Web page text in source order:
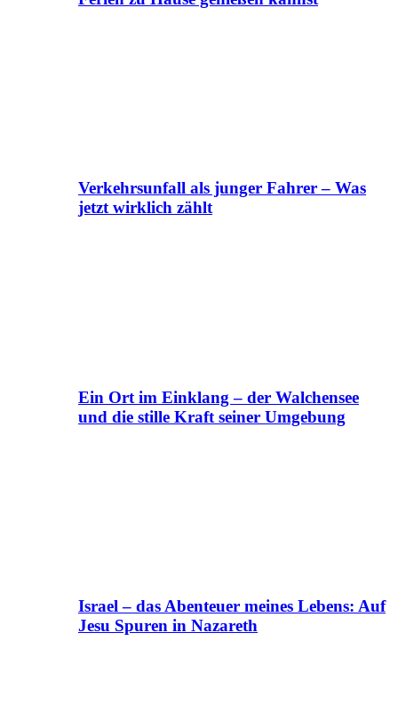
Verkehrsunfall als junger Fahrer – Was
jetzt wirklich zählt
Ein Ort im Einklang – der Walchensee
und die stille Kraft seiner Umgebung
Israel – das Abenteuer meines Lebens: Auf
Jesu Spuren in Nazareth